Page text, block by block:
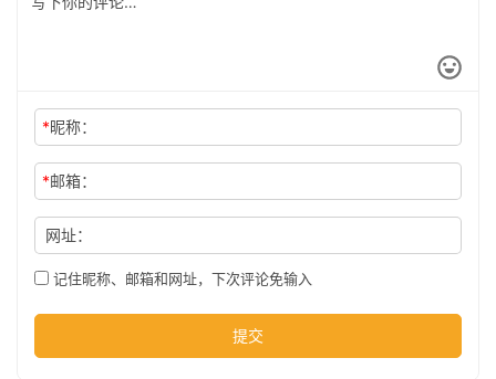
*昵称：
*邮箱：
网址：
记住昵称、邮箱和网址，下次评论免输入
提交